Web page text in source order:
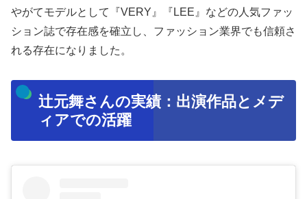
やがてモデルとして『VERY』『LEE』などの人気ファッ
ション誌で存在感を確立し、ファッション業界でも信頼さ
れる存在になりました。
辻元舞さんの実績：出演作品とメデ
ィアでの活躍